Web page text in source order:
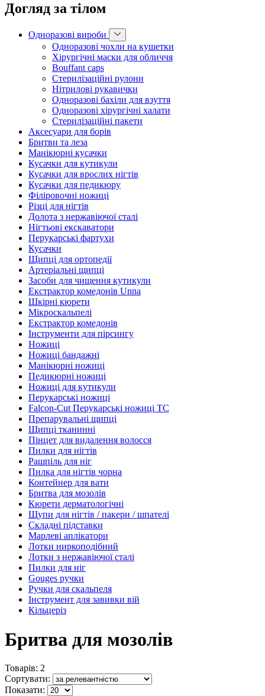
Догляд за тілом
Одноразові вироби
Одноразові чохли на кушетки
Хірургічні маски для обличчя
Bouffant caps
Стерилізаційні рулони
Нітрилові рукавички
Одноразові бахіли для взуття
Одноразові хірургічні халати
Стерилізаційні пакети
Аксесуари для борів
Бритви та леза
Манікюрні кусачки
Кусачки для кутикули
Кусачки для врослих нігтів
Кусачки для педикюру
Філіровочні ножиці
Різці для нігтів
Долота з нержавіючої сталі
Нігтьові екскаватори
Перукарські фартухи
Кусачки
Щипці для ортопедії
Артеріальні щипці
Засоби для чищення кутикули
Екстрактор комедонів Unna
Шкірні кюрети
Мікроскальпелі
Екстрактор комедонів
Інструменти для пірсингу
Ножиці
Ножиці бандажні
Манікюрні ножиці
Педикюрні ножиці
Ножиці для кутикули
Перукарські ножиці
Falcon-Cut Перукарські ножиці TC
Препарувальні щипці
Щипці тканинні
Пінцет для видалення волосся
Пилки для нігтів
Рашпіль для ніг
Пилка для нігтів чорна
Контейнер для вати
Бритва для мозолів
Кюрети дерматологічні
Щупи для нігтів / пакери / шпателі
Складні підставки
Марлеві аплікатори
Лотки ниркоподібний
Лотки з нержавіючої сталі
Пилки для ніг
Gouges ручки
Ручки для скальпеля
Інструмент для завивки вій
Кільцеріз
Бритва для мозолів
Товарів: 2
Сортувати:
Показати: